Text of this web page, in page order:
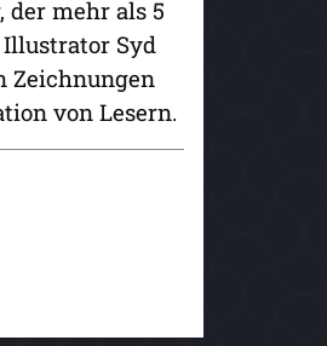
der mehr als 5
Syd
Zeichnungen
von Lesern.